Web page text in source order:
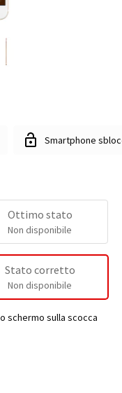
Smartphone
Ottimo stato
Non disponibile
Stato corretto
Non disponibile
schermo sulla scocca